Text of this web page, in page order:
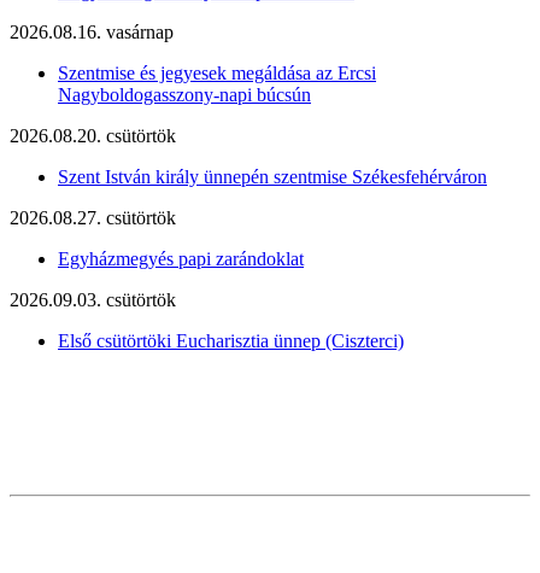
2026.08.16. vasárnap
Szentmise és jegyesek megáldása az Ercsi
Nagyboldogasszony-napi búcsún
2026.08.20. csütörtök
Szent István király ünnepén szentmise Székesfehérváron
2026.08.27. csütörtök
Egyházmegyés papi zarándoklat
2026.09.03. csütörtök
Első csütörtöki Eucharisztia ünnep (Ciszterci)